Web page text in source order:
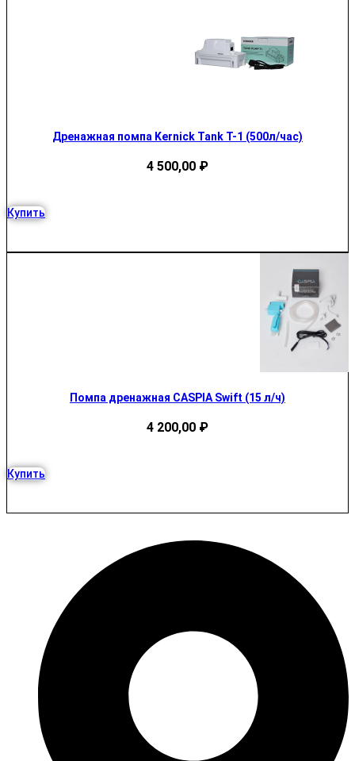
Дренажная помпа Kernick Tank T-1 (500л/час)
4 500,00 ₽
Купить
Помпа дренажная CASPIA Swift (15 л/ч)
4 200,00 ₽
Купить